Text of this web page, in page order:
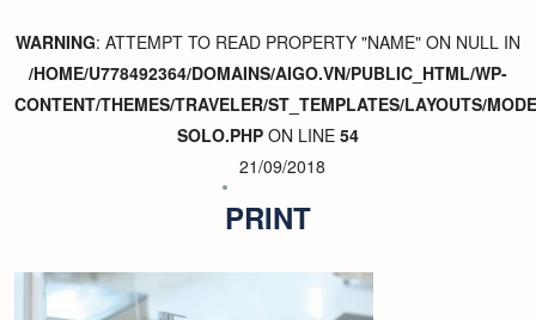
WARNING: ATTEMPT TO READ PROPERTY "NAME" ON NULL IN
/HOME/U778492364/DOMAINS/AIGO.VN/PUBLIC_HTML/WP-
CONTENT/THEMES/TRAVELER/ST_TEMPLATES/LAYOUTS/
SOLO.PHP ON LINE 54
21/09/2018
PRINT